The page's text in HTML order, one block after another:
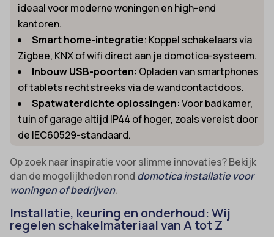
ideaal voor moderne woningen en high-end
kantoren.
Smart home-integratie: Koppel schakelaars via
Zigbee, KNX of wifi direct aan je domotica-systeem.
Inbouw USB-poorten: Opladen van smartphones
of tablets rechtstreeks via de wandcontactdoos.
Spatwaterdichte oplossingen: Voor badkamer,
tuin of garage altijd IP44 of hoger, zoals vereist door
de IEC60529-standaard.
Op zoek naar inspiratie voor slimme innovaties? Bekijk
dan de mogelijkheden rond domotica installatie voor
woningen of bedrijven.
Installatie, keuring en onderhoud: Wij
regelen schakelmateriaal van A tot Z